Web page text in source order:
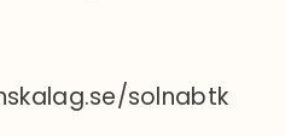
solnabtk